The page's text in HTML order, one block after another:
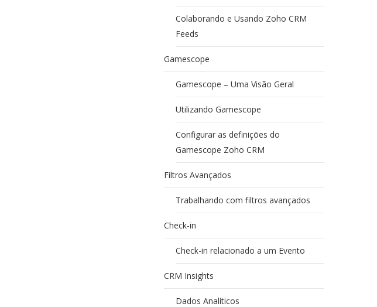
Colaborando e Usando Zoho CRM
Feeds
Gamescope
Gamescope – Uma Visão Geral
Utilizando Gamescope
Configurar as definições do
Gamescope Zoho CRM
Filtros Avançados
Trabalhando com filtros avançados
Check-in
Check-in relacionado a um Evento
CRM Insights
Dados Analíticos